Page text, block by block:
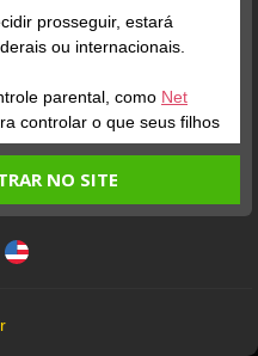
Verifique sua conta
1
semelhantes de
prosseguir, estará
ou internacionais.
parental, como Net
controlar o que seus filhos
idade e sou maior de idade
NO SITE